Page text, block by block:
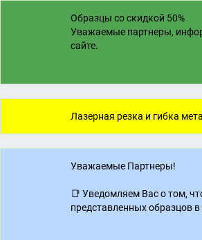
Образцы со скидкой 50%
Уважаемые партнеры,
сайте.
Лазерная резка и гибка
Уважаемые Партнеры!
📑 Уведомляем Вас о том,
представленных образцов в